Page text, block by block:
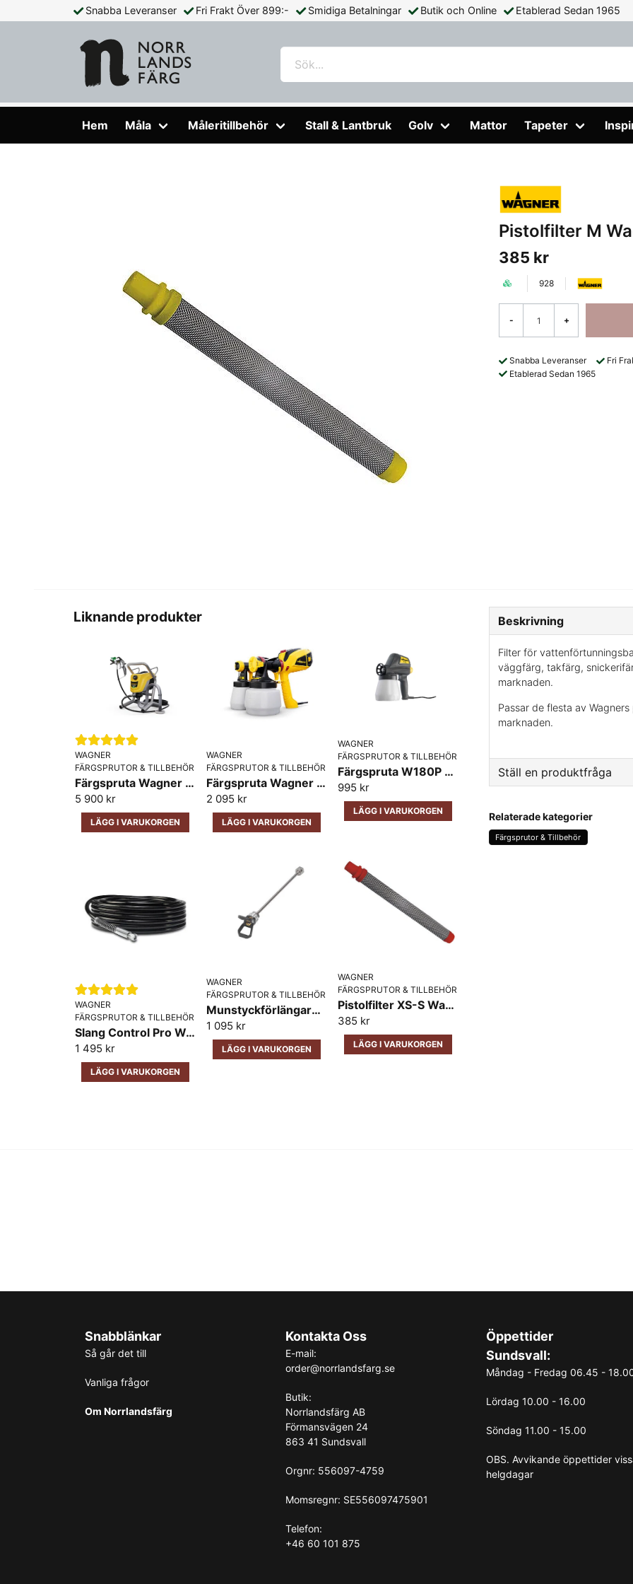
Snabba Leveranser Fri Frakt Över 899:- Smidiga Betalningar Butik och Online Etablerad Sedan 1965
Hem Måla Måleritillbehör Stall & Lantbruk Golv Mattor Tapeter
Pistolfilter M
385 kr
928
- +
Snabba Leveranser Fri
Etablerad Sedan 1965
Liknande produkter
WAGNER
FÄRGSPRUTOR & TILLBEHÖR
Färgspruta Wagner Control Pro 250M
5 900 kr
LÄGG I VARUKORGEN
WAGNER
FÄRGSPRUTOR & TILLBEHÖR
Färgspruta Wagner W590 Flexio
2 095 kr
LÄGG I VARUKORGEN
WAGNER
FÄRGSPRUTOR & TILLBEHÖR
Färgspruta W180P Wagner
995 kr
LÄGG I VARUKORGEN
WAGNER
FÄRGSPRUTOR & TILLBEHÖR
Slang Control Pro Wagner 15M
1 495 kr
LÄGG I VARUKORGEN
WAGNER
FÄRGSPRUTOR & TILLBEHÖR
Munstyckförlängare Wagner 30cm
1 095 kr
LÄGG I VARUKORGEN
WAGNER
FÄRGSPRUTOR & TILLBEHÖR
Pistolfilter XS-S Wagner Röd 2-pack
385 kr
LÄGG I VARUKORGEN
Beskrivning
Filter för
väggfärg, takfärg,
marknaden.
Passar de flesta av
marknaden.
Ställ en produktfråga
Fråga oss något om
Relaterade kategorier
Färgsprutor & Tillbehör
Snabblänkar
Så går det till
Vanliga frågor
Om Norrlandsfärg
Kontakta Oss
E-mail:
order@norrlandsfarg.se
Butik:
Norrlandsfärg AB
Förmansvägen 24
863 41 Sundsvall
Orgnr: 556097-4759
Momsregnr: SE556097475901
Telefon:
+46 60 101 875
Öppettider
Sundsvall:
Måndag - Fredag 06.45 -
Lördag 10.00 - 16.00
Söndag 11.00 - 15.00
OBS. Avvikande öppettider
helgdagar